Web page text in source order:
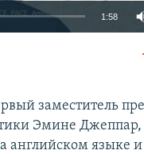
1:58
заместитель
Эмине Джеппар,
английском языке и